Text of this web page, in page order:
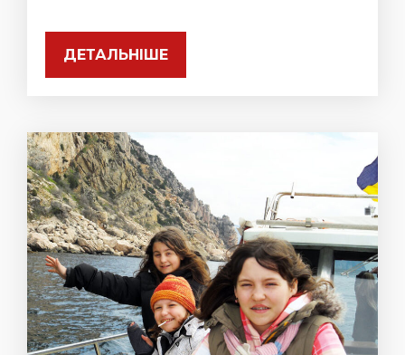
ДЕТАЛЬНІШЕ